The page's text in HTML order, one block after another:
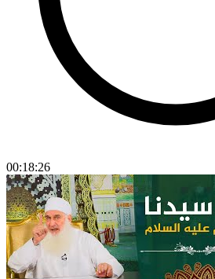
00:18:26